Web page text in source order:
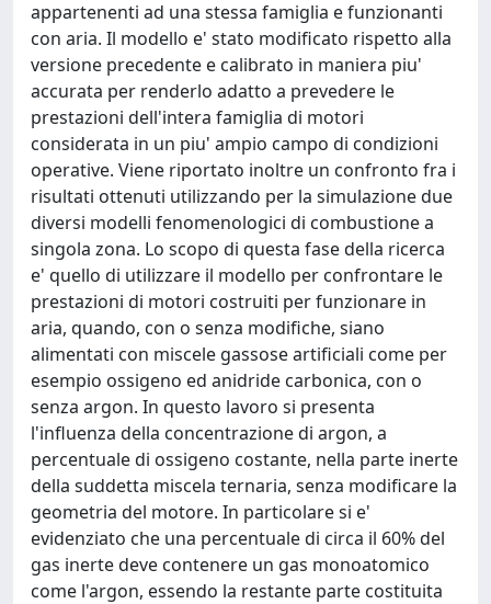
appartenenti ad una stessa famiglia e funzionanti
con aria. Il modello e' stato modificato rispetto alla
versione precedente e calibrato in maniera piu'
accurata per renderlo adatto a prevedere le
prestazioni dell'intera famiglia di motori
considerata in un piu' ampio campo di condizioni
operative. Viene riportato inoltre un confronto fra i
risultati ottenuti utilizzando per la simulazione due
diversi modelli fenomenologici di combustione a
singola zona. Lo scopo di questa fase della ricerca
e' quello di utilizzare il modello per confrontare le
prestazioni di motori costruiti per funzionare in
aria, quando, con o senza modifiche, siano
alimentati con miscele gassose artificiali come per
esempio ossigeno ed anidride carbonica, con o
senza argon. In questo lavoro si presenta
l'influenza della concentrazione di argon, a
percentuale di ossigeno costante, nella parte inerte
della suddetta miscela ternaria, senza modificare la
geometria del motore. In particolare si e'
evidenziato che una percentuale di circa il 60% del
gas inerte deve contenere un gas monoatomico
come l'argon, essendo la restante parte costituita